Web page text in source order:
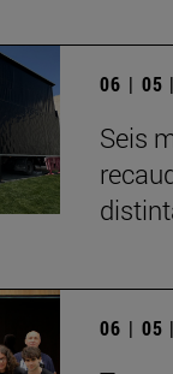
06 | 05
Seis
06 | 05